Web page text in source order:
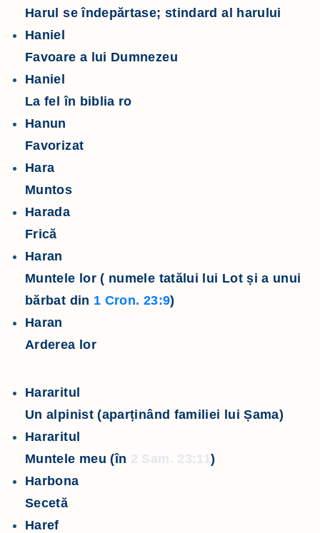
Harul se îndepărtase; stindard al harului
Haniel
Favoare a lui Dumnezeu
Haniel
La fel în biblia ro
Hanun
Favorizat
Hara
Muntos
Harada
Frică
Haran
Muntele lor ( numele tatălui lui Lot și a unui
bărbat din 1 Cron. 23:9)
Haran
Arderea lor
Hararitul
Un alpinist (aparținând familiei lui Șama)
Hararitul
Muntele meu (în 2 Sam. 23:11)
Harbona
Secetă
Haref